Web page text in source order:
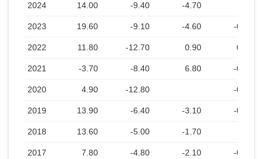
2024 14.00 -9.40 -4.70
2023 19.60 -9.10 -4.60 -0.20
2022 11.80 -12.70 0.90 0.30
2021 -3.70 -8.40 6.80 -0.20
2020 4.90 -12.80 -0.10
2019 13.90 -6.40 -3.10 -0.40
2018 13.60 -5.00 -1.70
2017 7.80 -4.80 -2.10 -0.20